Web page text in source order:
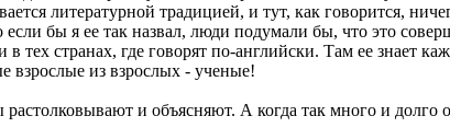
литературной традицией, и тут, как говорится,
бы я ее так назвал, люди подумали бы, что это
странах, где говорят по-английски. Там ее знает
взрослые из взрослых - ученые!
и объясняют. А когда так много и долго